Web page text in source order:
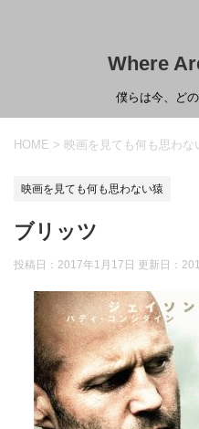
Where
僕らは今、ど
HOME > 映画を見ても何も思わな
映画を見ても何も思わない猿
ブリッツ
投稿日：2017年1月17日 更新日：